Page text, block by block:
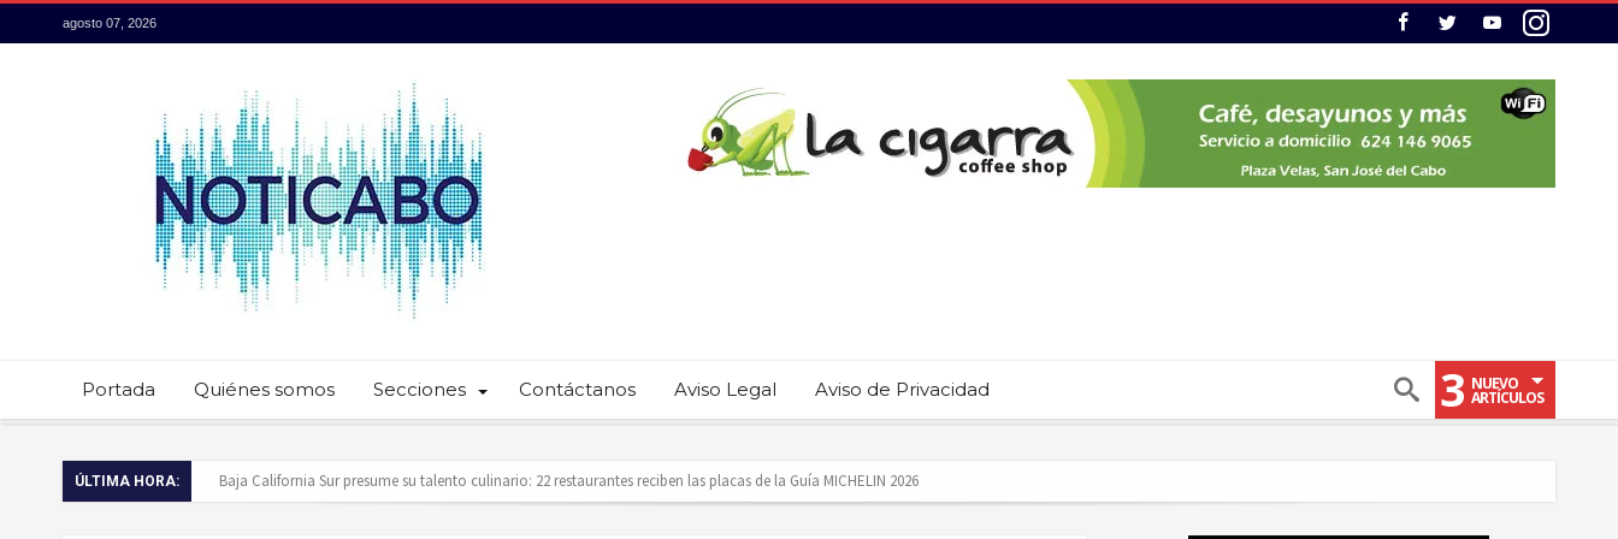
agosto 07, 2026
Portada Quiénes somos Secciones Contáctanos Aviso Legal Aviso de Privacidad 3 NUEVO
ARTÍCULOS
ÚLTIMA HORA:
Baja California Sur presume su talento culinario: 22 restaurantes reciben las placas de la Guía MICHELIN 2026